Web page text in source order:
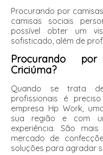
Procurando por
camisas sociais
possível obter um
sofisticado, além de
Procurando
Criciúma?
Quando se trata
profissionais é
empresa Hp Work,
sua região e com
experiência. São
mercado de
soluções para agradar